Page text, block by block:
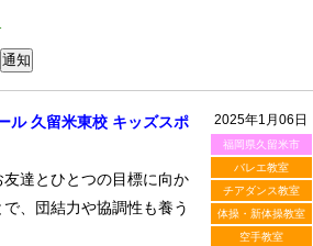
2025年1月06日
福岡県久留米市
バレエ教室
チアダンス教室
体操・新体操教室
空手教室
ル 久留米東校 キッズスポ
達とひとつの目標に向か
、団結力や協調性も養う